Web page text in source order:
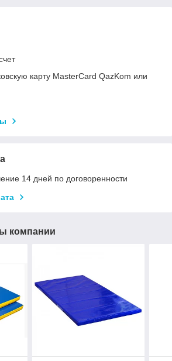
карту MasterCard QazKom или
14 дней по договоренности
компании